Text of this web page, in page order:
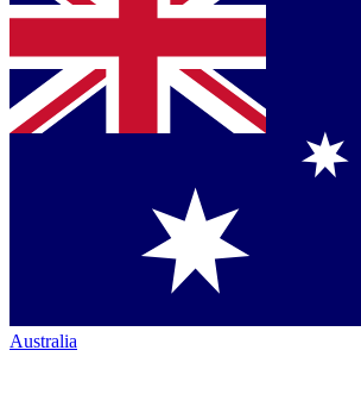
Australia